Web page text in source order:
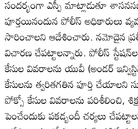
సందర్భంగా ఎస్పీ మాట్లాడుతూ
పూర్తయినందున పోలీస్‌ అధికారులు
సారించాలని ఆదేశించారు. నమోదైన
విచారణ చేపట్టాలన్నారు. పోలీస్‌
కేసుల వివరాలను యువీ (అండర్‌
కేసులను త్వరితగతిన పూర్తి చేయాలని
పోక్సో కేసుల వివరాలను పరిశీలించి,
పెంచేందుకు పకడ్బందీ చర్యలు